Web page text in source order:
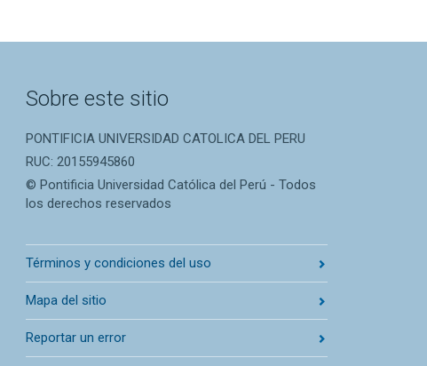
Sobre este sitio
PONTIFICIA UNIVERSIDAD CATOLICA DEL PERU
RUC: 20155945860
© Pontificia Universidad Católica del Perú - Todos
los derechos reservados
Términos y condiciones del uso
Mapa del sitio
Reportar un error